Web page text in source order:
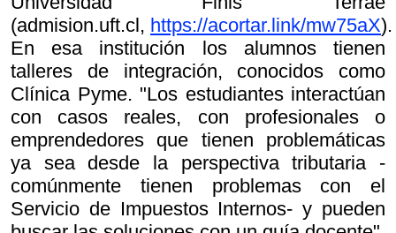
(admision.uft.cl, https://acortar.link/mw75aX).
En esa institución los alumnos tienen
talleres de integración, conocidos como
Clínica Pyme. "Los estudiantes interactúan
con casos reales, con profesionales o
emprendedores que tienen problemáticas
ya sea desde la perspectiva tributaria -
comúnmente tienen problemas con el
Servicio de Impuestos Internos- y pueden